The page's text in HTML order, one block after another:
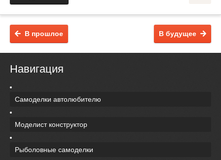
В будущее
В прошлое
Навигация
Самоделки автолюбителю
Моделист конструктор
Рыболовные самоделки